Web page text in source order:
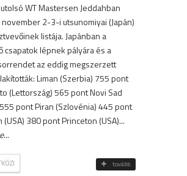
WT Mastersen Jeddahban
november 2-3-i utsunomiyai (Japán)
listája. Japánban a
csapatok lépnek pályára és a
az eddig megszerzett
Liman (Szerbia) 755 pont
(Lettország) 565 pont Novi Sad
pont Piran (Szlovénia) 445 pont
(USA) 380 pont Princeton (USA)...
...
tovább